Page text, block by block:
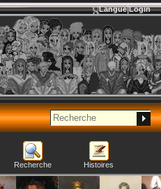
Langue Login
Recherche Histoires